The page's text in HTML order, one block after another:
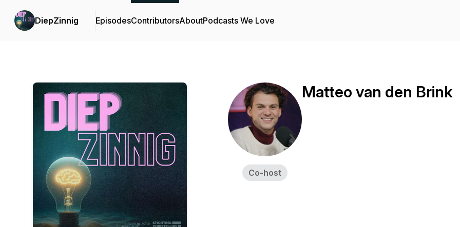
DiepZinnig EpisodesContributorsAboutPodcasts We Love
Co-host
Matteo van den Brink